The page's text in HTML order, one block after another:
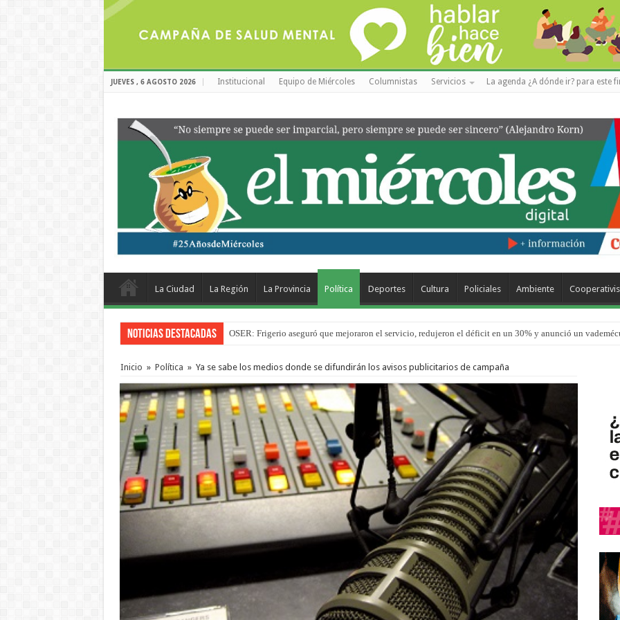
JUEVES , 6 AGOSTO 2026 Institucional Equipo de Miércoles Columnistas Servicios La agenda ¿A dónde ir? para este
La Ciudad La Región La Provincia Política Deportes Cultura Policiales Ambiente
Noticias Destacadas OSER: Frigerio aseguró que mejoraron el servicio, redujeron el déficit en un 30% y anunció un
Inicio » Política » Ya se sabe los medios donde se difundirán los avisos publicitarios de campaña